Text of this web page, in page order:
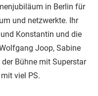
in Berlin für
und netzwerkte. Ihr
Konstantin und die
Joop, Sabine
Bühne mit Superstar
viel PS.